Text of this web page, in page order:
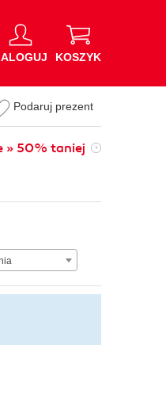
KOSZYK
Podaruj prezent
» 50% taniej